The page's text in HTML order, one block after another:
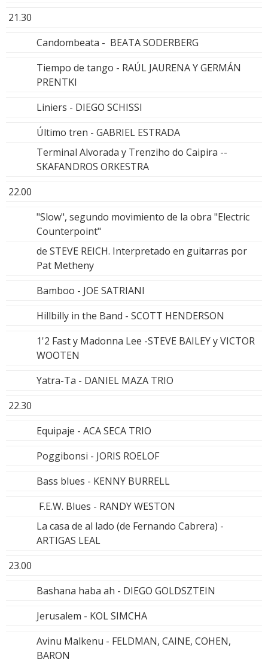
21.30
Candombeata - BEATA SODERBERG
Tiempo de tango - RAÚL JAURENA Y GERMÁN
PRENTKI
Liniers - DIEGO SCHISSI
Último tren - GABRIEL ESTRADA
Terminal Alvorada y Trenziho do Caipira --
SKAFANDROS ORKESTRA
22.00
"Slow", segundo movimiento de la obra "Electric
Counterpoint"
de STEVE REICH. Interpretado en guitarras por
Pat Metheny
Bamboo - JOE SATRIANI
Hillbilly in the Band - SCOTT HENDERSON
1'2 Fast y Madonna Lee -STEVE BAILEY y VICTOR
WOOTEN
Yatra-Ta - DANIEL MAZA TRIO
22.30
Equipaje - ACA SECA TRIO
Poggibonsi - JORIS ROELOF
Bass blues - KENNY BURRELL
F.E.W. Blues - RANDY WESTON
La casa de al lado (de Fernando Cabrera) -
ARTIGAS LEAL
23.00
Bashana haba ah - DIEGO GOLDSZTEIN
Jerusalem - KOL SIMCHA
Avinu Malkenu - FELDMAN, CAINE, COHEN,
BARON